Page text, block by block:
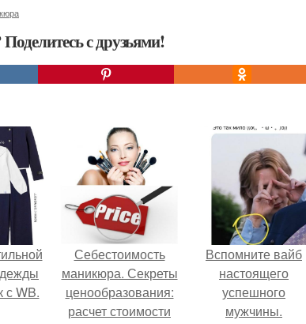
с друзьями!
с WB.
Себестоимость
маникюра. Секреты
ценообразования:
расчет стоимости
Вспомните вайб
настоящего
успешного
мужчины.